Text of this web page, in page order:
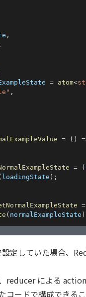
,
,
= atom<
,
= ( )
= (
loadingState ) ;
=
( normalExampleState )
定していた場合、
reducer による
ードで構成できるこ